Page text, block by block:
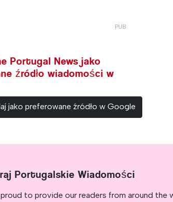
Portugal News jako
źródło wiadomości w
jako preferowane źródło w Google
Portugalskie Wiadomości
to provide our readers from around the